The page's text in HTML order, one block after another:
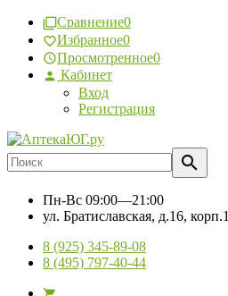
Сравнение0
Избранное0
Просмотренное0
Кабинет
Вход
Регистрация
Пн-Вс 09:00—21:00
ул. Братиславская, д.16, корп.1
8 (925) 345-89-08
8 (495) 797-40-44